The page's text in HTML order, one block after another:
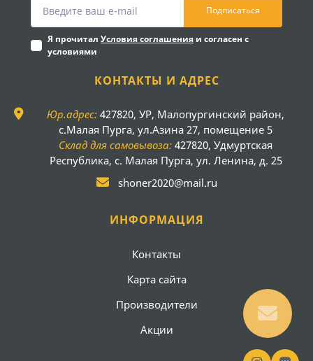
Подписаться
Я прочитал Условия соглашения и согласен с
условиями
КОНТАКТЫ И АДРЕС
Юр.адрес: 427820, УР, Малопургинский район,
с.Малая Пурга, ул.Азина 27, помещение 5
Склад для самовывоза: 427820, Удмуртская
Республика, с. Малая Пурга, ул. Ленина, д. 25
shoner2020@mail.ru
ИНФОРМАЦИЯ
Контакты
Карта сайта
Производители
Акции